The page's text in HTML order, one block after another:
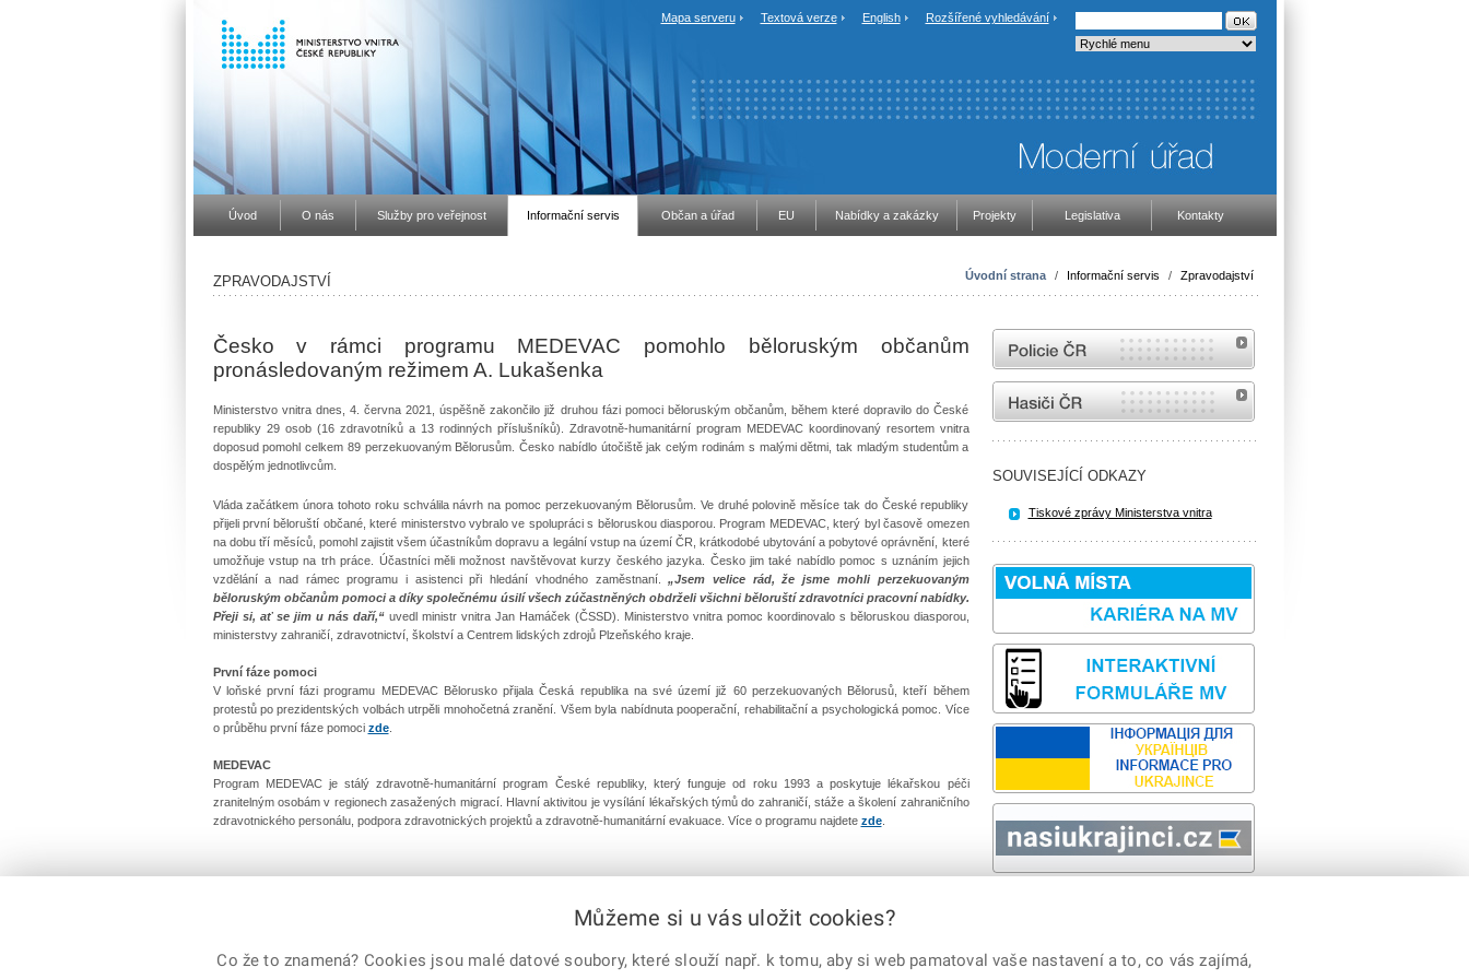
Mapa serveru Textová verze English Rozšířené vyhledávání
Úvod O nás Služby pro veřejnost Informační servis Občan a úřad EU Nabídky a zakázky Projekty Legislativa Kontakty
Úvodní strana / Informační servis / Zpravodajství
ZPRAVODAJSTVÍ
Česko v rámci programu MEDEVAC pomohlo běloruským občanům
pronásledovaným režimem A. Lukašenka
Ministerstvo vnitra dnes, 4. června 2021, úspěšně zakončilo již druhou fázi pomoci běloruským občanům, během které dopravilo do České
republiky 29 osob (16 zdravotníků a 13 rodinných příslušníků). Zdravotně-humanitární program MEDEVAC koordinovaný resortem vnitra
doposud pomohl celkem 89 perzekuovaným Bělorusům. Česko nabídlo útočiště jak celým rodinám s malými dětmi, tak mladým studentům a
dospělým jednotlivcům.
Vláda začátkem února tohoto roku schválila návrh na pomoc perzekuovaným Bělorusům. Ve druhé polovině měsíce tak do České republiky
přijeli první běloruští občané, které ministerstvo vybralo ve spolupráci s běloruskou diasporou. Program MEDEVAC, který byl časově omezen
na dobu tří měsíců, pomohl zajistit všem účastníkům dopravu a legální vstup na území ČR, krátkodobé ubytování a pobytové oprávnění, které
umožňuje vstup na trh práce. Účastníci měli možnost navštěvovat kurzy českého jazyka. Česko jim také nabídlo pomoc s uznáním jejich
vzdělání a nad rámec programu i asistenci při hledání vhodného zaměstnaní.„Jsem velice rád, že jsme mohli perzekuovaným
běloruským občanům pomoci a díky společnému úsilí všech zúčastněných obdrželi všichni běloruští zdravotníci pracovní nabídky.
Přeji si, ať se jim u nás daří,“uvedl ministr vnitra Jan Hamáček (ČSSD). Ministerstvo vnitra pomoc koordinovalo s běloruskou diasporou,
ministerstvy zahraničí, zdravotnictví, školství a Centrem lidských zdrojů Plzeňského kraje.
První fáze pomoci
V loňské první fázi programu MEDEVAC Bělorusko přijala Česká republika na své území již 60 perzekuovaných Bělorusů, kteří během
protestů po prezidentských volbách utrpěli mnohočetná zranění. Všem byla nabídnuta pooperační, rehabilitační a psychologická pomoc. Více
o průběhu první fáze pomoci zde.
MEDEVAC
Program MEDEVAC je stálý zdravotně-humanitární program České republiky, který funguje od roku 1993 a poskytuje lékařskou péči
zranitelným osobám v regionech zasažených migrací. Hlavní aktivitou je vysílání lékařských týmů do zahraničí, stáže a školení zahraničního
zdravotnického personálu, podpora zdravotnických projektů a zdravotně-humanitární evakuace. Více o programu najdete zde.
internetové stránky Policie ČR
internetové stránky Hasiči ČR
SOUVISEJÍCÍ ODKAZY
Tiskové zprávy Ministerstva vnitra
Můžeme si u vás uložit cookies?
Co že to znamená? Cookies jsou malé datové soubory, které slouží např. k tomu, aby si web pamatoval vaše nastavení a to, co vás zajímá,